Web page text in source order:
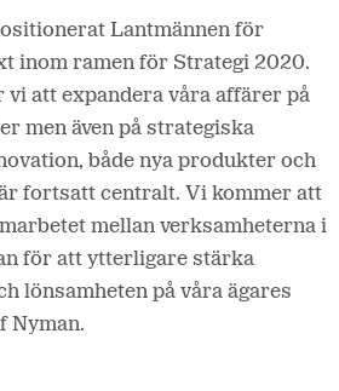
Lantmännen för
inom ramen för Strategi 2020.
vi att expandera våra affärer på
men även på strategiska
både nya produkter och
fortsatt centralt. Vi kommer att
mellan verksamheterna i
för att ytterligare stärka
lönsamheten på våra ägares
Nyman.